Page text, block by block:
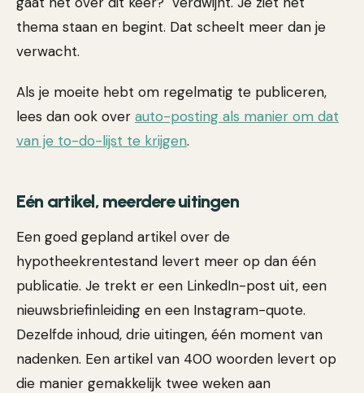
thema staan en begint. Dat scheelt meer dan je
verwacht.
Als je moeite hebt om regelmatig te publiceren,
lees dan ook over auto-posting als manier om dat
van je to-do-lijst te krijgen.
Eén artikel, meerdere uitingen
Een goed gepland artikel over de
hypotheekrentestand levert meer op dan één
publicatie. Je trekt er een LinkedIn-post uit, een
nieuwsbriefinleiding en een Instagram-quote.
Dezelfde inhoud, drie uitingen, één moment van
nadenken. Een artikel van 400 woorden levert op
die manier gemakkelijk twee weken aan